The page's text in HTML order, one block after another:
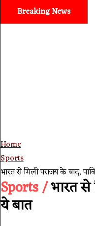
Breaking News
Home
Sports
भारत से मिली पराजय के बाद,
Sports /भारत से
ये बात